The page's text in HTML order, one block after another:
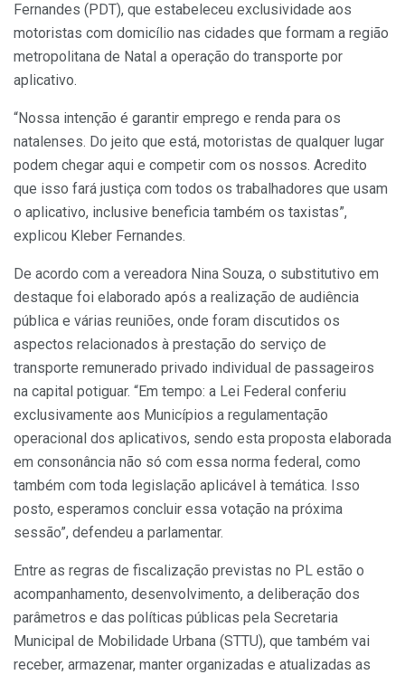
Fernandes (PDT), que estabeleceu exclusividade aos
motoristas com domicílio nas cidades que formam a região
metropolitana de Natal a operação do transporte por
aplicativo.
“Nossa intenção é garantir emprego e renda para os
natalenses. Do jeito que está, motoristas de qualquer lugar
podem chegar aqui e competir com os nossos. Acredito
que isso fará justiça com todos os trabalhadores que usam
o aplicativo, inclusive beneficia também os taxistas”,
explicou Kleber Fernandes.
De acordo com a vereadora Nina Souza, o substitutivo em
destaque foi elaborado após a realização de audiência
pública e várias reuniões, onde foram discutidos os
aspectos relacionados à prestação do serviço de
transporte remunerado privado individual de passageiros
na capital potiguar. “Em tempo: a Lei Federal conferiu
exclusivamente aos Municípios a regulamentação
operacional dos aplicativos, sendo esta proposta elaborada
em consonância não só com essa norma federal, como
também com toda legislação aplicável à temática. Isso
posto, esperamos concluir essa votação na próxima
sessão”, defendeu a parlamentar.
Entre as regras de fiscalização previstas no PL estão o
acompanhamento, desenvolvimento, a deliberação dos
parâmetros e das políticas públicas pela Secretaria
Municipal de Mobilidade Urbana (STTU), que também vai
receber, armazenar, manter organizadas e atualizadas as